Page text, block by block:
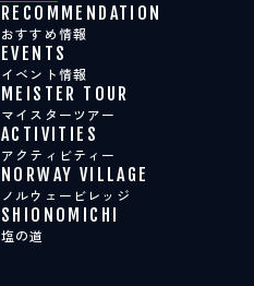
RECOMMENDATION
おすすめ情報
EVENTS
イベント情報
MEISTER TOUR
マイスターツアー
ACTIVITIES
アクティビティー
NORWAY VILLAGE
ノルウェービレッジ
SHIONOMICHI
塩の道